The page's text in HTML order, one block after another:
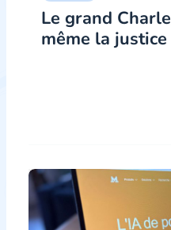
Le grand
même la justice